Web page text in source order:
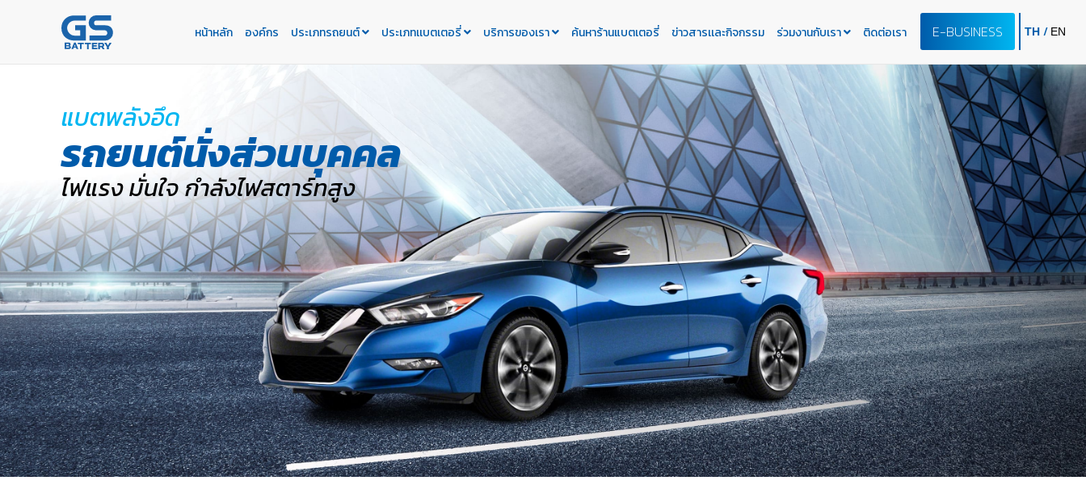
หน้าหลัก องค์กร ประเภทรถยนต์ ประเภทเเบตเตอรี่ บริการของเรา ค้นหาร้านแบตเตอรี่ ข่าวสารเเละกิจกรรม ร่วมงานกับเรา ติดต่อเรา E-BUSINESS TH / EN
ประเภทรถยนต์
ประเภทเเบตเตอรี่
บริการของเรา
E-BUSINESS
แบตพลังอึด
รถยนต์นั่งส่วนบุคคล
ไฟแรง มั่นใจ กำลังไฟสตาร์ทสูง